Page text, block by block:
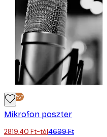
-40%*
Mikrofon poszter
2819,40 Ft-tól4699 Ft